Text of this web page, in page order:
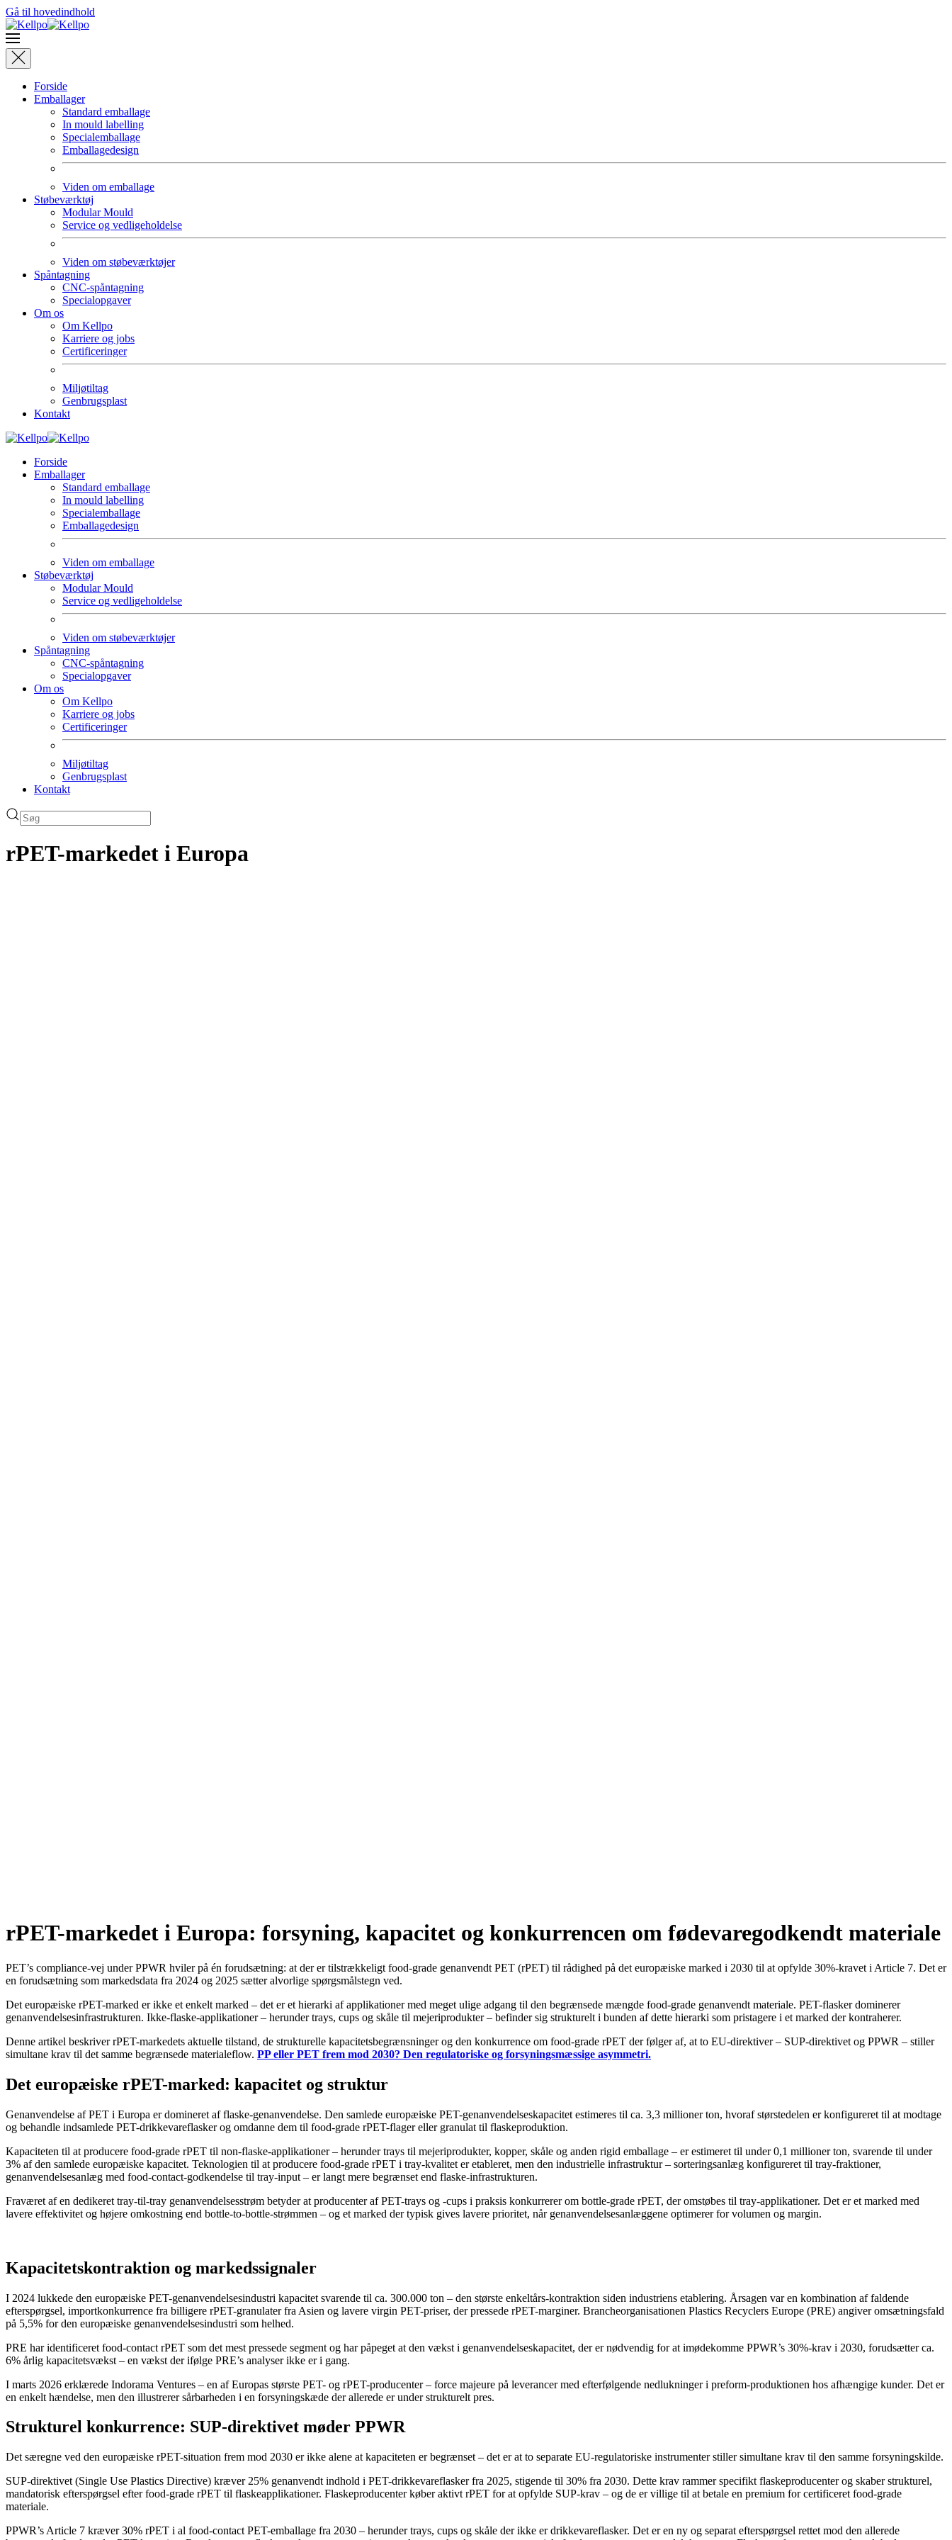
Gå til hovedindhold
Forside
Emballager
Standard emballage
In mould labelling
Specialemballage
Emballagedesign
Viden om emballage
Støbeværktøj
Modular Mould
Service og vedligeholdelse
Viden om støbeværktøjer
Spåntagning
CNC-spåntagning
Specialopgaver
Om os
Om Kellpo
Karriere og jobs
Certificeringer
Miljøtiltag
Genbrugsplast
Kontakt
Forside
Emballager
Standard emballage
In mould labelling
Specialemballage
Emballagedesign
Viden om emballage
Støbeværktøj
Modular Mould
Service og vedligeholdelse
Viden om støbeværktøjer
Spåntagning
CNC-spåntagning
Specialopgaver
Om os
Om Kellpo
Karriere og jobs
Certificeringer
Miljøtiltag
Genbrugsplast
Kontakt
rPET-markedet i Europa
rPET-markedet i Europa: forsyning, kapacitet og konkurrencen om fødevaregodkendt materiale
PET’s compliance-vej under PPWR hviler på én forudsætning: at der er tilstrækkeligt food-grade genanvendt PET (rPET) til rådighed på det europæiske marked i 2030 til at opfylde 30%-kravet i Article 7. Det er
en forudsætning som markedsdata fra 2024 og 2025 sætter alvorlige spørgsmålstegn ved.
Det europæiske rPET-marked er ikke et enkelt marked – det er et hierarki af applikationer med meget ulige adgang til den begrænsede mængde food-grade genanvendt materiale. PET-flasker dominerer
genanvendelsesinfrastrukturen. Ikke-flaske-applikationer – herunder trays, cups og skåle til mejeriprodukter – befinder sig strukturelt i bunden af dette hierarki som pristagere i et marked der kontraherer.
Denne artikel beskriver rPET-markedets aktuelle tilstand, de strukturelle kapacitetsbegrænsninger og den konkurrence om food-grade rPET der følger af, at to EU-direktiver – SUP-direktivet og PPWR – stiller
simultane krav til det samme begrænsede materialeflow. PP eller PET frem mod 2030? Den regulatoriske og forsyningsmæssige asymmetri.
Det europæiske rPET-marked: kapacitet og struktur
Genanvendelse af PET i Europa er domineret af flaske-genanvendelse. Den samlede europæiske PET-genanvendelseskapacitet estimeres til ca. 3,3 millioner ton, hvoraf størstedelen er konfigureret til at modtage
og behandle indsamlede PET-drikkevareflasker og omdanne dem til food-grade rPET-flager eller granulat til flaskeproduktion.
Kapaciteten til at producere food-grade rPET til non-flaske-applikationer – herunder trays til mejeriprodukter, kopper, skåle og anden rigid emballage – er estimeret til under 0,1 millioner ton, svarende til under
3% af den samlede europæiske kapacitet. Teknologien til at producere food-grade rPET i tray-kvalitet er etableret, men den industrielle infrastruktur – sorteringsanlæg konfigureret til tray-fraktioner,
genanvendelsesanlæg med food-contact-godkendelse til tray-input – er langt mere begrænset end flaske-infrastrukturen.
Fraværet af en dedikeret tray-til-tray genanvendelsesstrøm betyder at producenter af PET-trays og -cups i praksis konkurrerer om bottle-grade rPET, der omstøbes til tray-applikationer. Det er et marked med
lavere effektivitet og højere omkostning end bottle-to-bottle-strømmen – og et marked der typisk gives lavere prioritet, når genanvendelsesanlæggene optimerer for volumen og margin.
Kapacitetskontraktion og markedssignaler
I 2024 lukkede den europæiske PET-genanvendelsesindustri kapacitet svarende til ca. 300.000 ton – den største enkeltårs-kontraktion siden industriens etablering. Årsagen var en kombination af faldende
efterspørgsel, importkonkurrence fra billigere rPET-granulater fra Asien og lavere virgin PET-priser, der pressede rPET-marginer. Brancheorganisationen Plastics Recyclers Europe (PRE) angiver omsætningsfald
på 5,5% for den europæiske genanvendelsesindustri som helhed.
PRE har identificeret food-contact rPET som det mest pressede segment og har påpeget at den vækst i genanvendelseskapacitet, der er nødvendig for at imødekomme PPWR’s 30%-krav i 2030, forudsætter ca.
6% årlig kapacitetsvækst – en vækst der ifølge PRE’s analyser ikke er i gang.
I marts 2026 erklærede Indorama Ventures – en af Europas største PET- og rPET-producenter – force majeure på leverancer med efterfølgende nedlukninger i preform-produktionen hos afhængige kunder. Det er
en enkelt hændelse, men den illustrerer sårbarheden i en forsyningskæde der allerede er under strukturelt pres.
Strukturel konkurrence: SUP-direktivet møder PPWR
Det særegne ved den europæiske rPET-situation frem mod 2030 er ikke alene at kapaciteten er begrænset – det er at to separate EU-regulatoriske instrumenter stiller simultane krav til den samme forsyningskilde.
SUP-direktivet (Single Use Plastics Directive) kræver 25% genanvendt indhold i PET-drikkevareflasker fra 2025, stigende til 30% fra 2030. Dette krav rammer specifikt flaskeproducenter og skaber strukturel,
mandatorisk efterspørgsel efter food-grade rPET til flaskeapplikationer. Flaskeproducenter køber aktivt rPET for at opfylde SUP-krav – og de er villige til at betale en premium for certificeret food-grade
materiale.
PPWR’s Article 7 kræver 30% rPET i al food-contact PET-emballage fra 2030 – herunder trays, cups og skåle der ikke er drikkevareflasker. Det er en ny og separat efterspørgsel rettet mod den allerede